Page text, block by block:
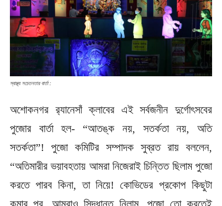
স্বাস্থ্য সচেতনতার বার্তা :
অশোকনগর র‍্যানেসাঁ ক্লাবের এই সর্বজনীন দুর্গোৎসবের
পুজোর বার্তা হল- “আতঙ্ক নয়, সতর্কতা নয়, অতি
সতর্কতা”! পুজো কমিটির সম্পাদক সুব্রত রায় বললেন,
“অতিমারীর ভয়াবহতায় আমরা নিজেরাই চিন্তিত ছিলাম পুজো
করতে পারব কিনা, তা নিয়ে! কোভিডের প্রকোপ কিছুটা